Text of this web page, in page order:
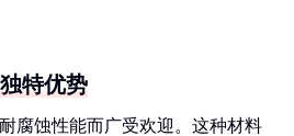
特优势
腐蚀性能而广受欢迎。这种材料